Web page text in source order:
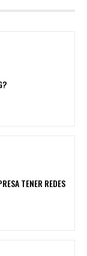
TENER REDES